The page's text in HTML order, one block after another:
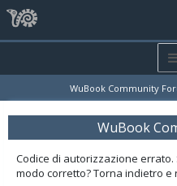
WuBook Community
WuBook
Codice di autorizzazione
modo corretto? Torna indietro e